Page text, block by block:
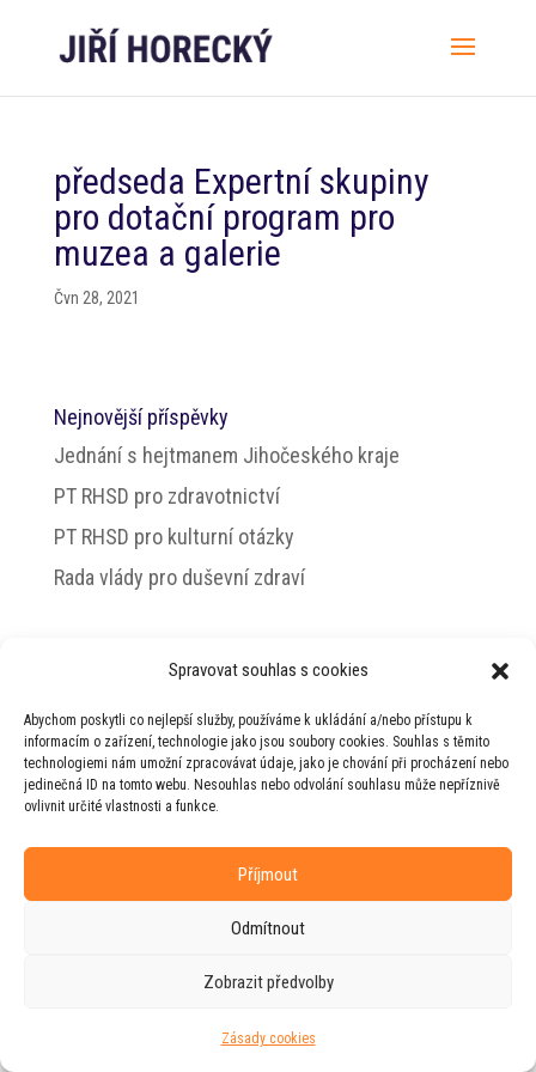
Spravovat souhlas s cookies
Abychom poskytli co nejlepší služby, používáme k ukládání a/nebo přístupu k
informacím o zařízení, technologie jako jsou soubory cookies. Souhlas s těmito
technologiemi nám umožní zpracovávat údaje, jako je chování při procházení nebo
jedinečná ID na tomto webu. Nesouhlas nebo odvolání souhlasu může nepříznivě
ovlivnit určité vlastnosti a funkce.
Příjmout
Odmítnout
Zobrazit předvolby
Zásady cookies
předseda Expertní skupiny
pro dotační program pro
muzea a galerie
Čvn 28, 2021
Nejnovější příspěvky
Jednání s hejtmanem Jihočeského kraje
PT RHSD pro zdravotnictví
PT RHSD pro kulturní otázky
Rada vlády pro duševní zdraví
Horeckého
Web vytvořila firmaRUDIve spolupráci s
agenturou